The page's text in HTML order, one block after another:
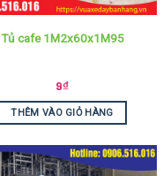
Tủ cafe 1M2x60x1M95
9₫
THÊM VÀO GIỎ HÀNG